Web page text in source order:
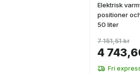
Elektrisk
positioner
50 liter
4
7 151,51 kr
Fri